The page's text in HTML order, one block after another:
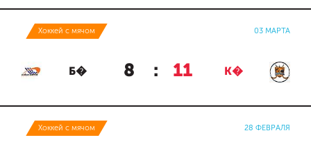
Хоккей с мячом 03 МАРТА
Б� 8 : 11 К�
Хоккей с мячом 28 ФЕВРАЛЯ